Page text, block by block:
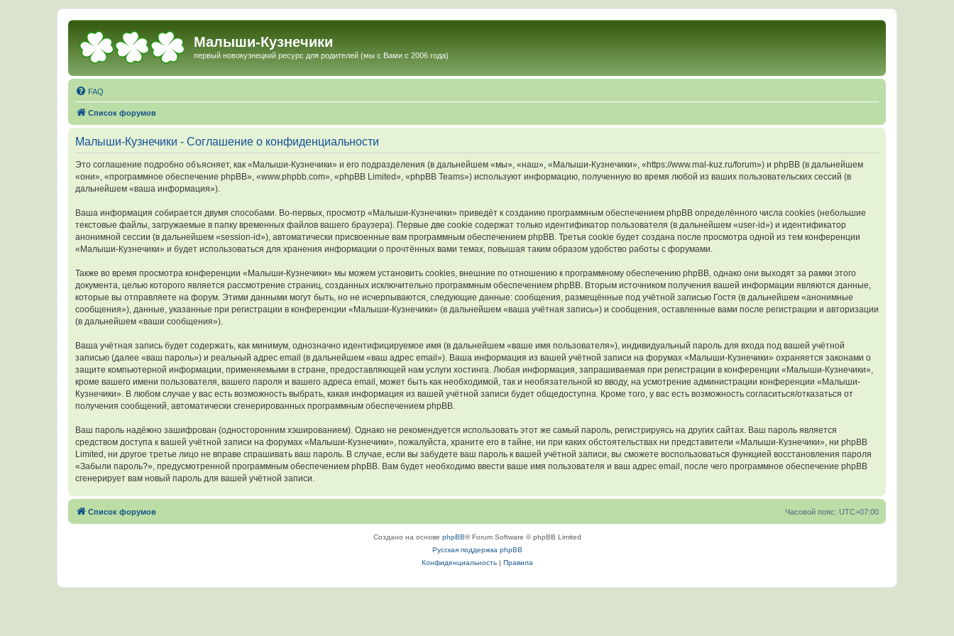
Малыши-Кузнечики
первый новокузнецкий ресурс для родителей (мы с Вами с 2006 года)
FAQ
Список форумов
Малыши-Кузнечики - Соглашение о конфиденциальности
Это соглашение подробно объясняет, как «Малыши-Кузнечики» и его подразделения (в дальнейшем «мы», «наш», «Малыши-Кузнечики», «https://www.mal-kuz.ru/forum») и phpBB (в дальнейшем
«они», «программное обеспечение phpBB», «www.phpbb.com», «phpBB Limited», «phpBB Teams») используют информацию, полученную во время любой из ваших пользовательских сессий (в
дальнейшем «ваша информация»).
Ваша информация собирается двумя способами. Во-первых, просмотр «Малыши-Кузнечики» приведёт к созданию программным обеспечением phpBB определённого числа cookies (небольшие
текстовые файлы, загружаемые в папку временных файлов вашего браузера). Первые две cookie содержат только идентификатор пользователя (в дальнейшем «user-id») и идентификатор
анонимной сессии (в дальнейшем «session-id»), автоматически присвоенные вам программным обеспечением phpBB. Третья cookie будет создана после просмотра одной из тем конференции
«Малыши-Кузнечики» и будет использоваться для хранения информации о прочтённых вами темах, повышая таким образом удобство работы с форумами.
Также во время просмотра конференции «Малыши-Кузнечики» мы можем установить cookies, внешние по отношению к программному обеспечению phpBB, однако они выходят за рамки этого
документа, целью которого является рассмотрение страниц, созданных исключительно программным обеспечением phpBB. Вторым источником получения вашей информации являются данные,
которые вы отправляете на форум. Этими данными могут быть, но не исчерпываются, следующие данные: сообщения, размещённые под учётной записью Гостя (в дальнейшем «анонимные
сообщения»), данные, указанные при регистрации в конференции «Малыши-Кузнечики» (в дальнейшем «ваша учётная запись») и сообщения, оставленные вами после регистрации и авторизации
(в дальнейшем «ваши сообщения»).
Ваша учётная запись будет содержать, как минимум, однозначно идентифицируемое имя (в дальнейшем «ваше имя пользователя»), индивидуальный пароль для входа под вашей учётной
записью (далее «ваш пароль») и реальный адрес email (в дальнейшем «ваш адрес email»). Ваша информация из вашей учётной записи на форумах «Малыши-Кузнечики» охраняется законами о
защите компьютерной информации, применяемыми в стране, предоставляющей нам услуги хостинга. Любая информация, запрашиваемая при регистрации в конференции «Малыши-Кузнечики»,
кроме вашего имени пользователя, вашего пароля и вашего адреса email, может быть как необходимой, так и необязательной ко вводу, на усмотрение администрации конференции «Малыши-
Кузнечики». В любом случае у вас есть возможность выбрать, какая информация из вашей учётной записи будет общедоступна. Кроме того, у вас есть возможность согласиться/отказаться от
получения сообщений, автоматически сгенерированных программным обеспечением phpBB.
Ваш пароль надёжно зашифрован (односторонним хэшированием). Однако не рекомендуется использовать этот же самый пароль, регистрируясь на других сайтах. Ваш пароль является
средством доступа к вашей учётной записи на форумах «Малыши-Кузнечики», пожалуйста, храните его в тайне, ни при каких обстоятельствах ни представители «Малыши-Кузнечики», ни phpBB
Limited, ни другое третье лицо не вправе спрашивать ваш пароль. В случае, если вы забудете ваш пароль к вашей учётной записи, вы сможете воспользоваться функцией восстановления пароля
«Забыли пароль?», предусмотренной программным обеспечением phpBB. Вам будет необходимо ввести ваше имя пользователя и ваш адрес email, после чего программное обеспечение phpBB
сгенерирует вам новый пароль для вашей учётной записи.
Список форумов Часовой пояс: UTC+07:00
Создано на основе phpBB® Forum Software © phpBB Limited
Русская поддержка phpBB
Конфиденциальность| Правила